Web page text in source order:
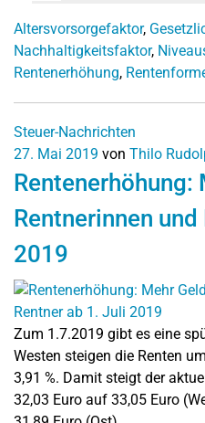
Altersvorsorgefaktor,
Nachhaltigkeitsfaktor,
Rentenerhöhung,
Steuer-Nachrichten
27. Mai 2019 von Thilo
Rentenerhöhung:
Rentnerinnen
2019
Zum 1.7.2019 gibt es eine
Westen steigen die Renten
3,91 %. Damit steigt der
32,03 Euro auf 33,05 Euro